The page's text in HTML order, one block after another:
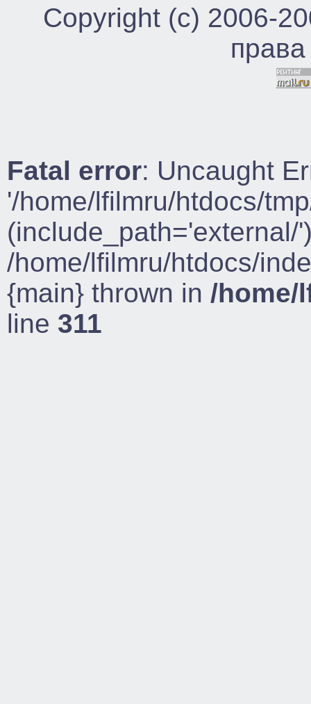
Copyright (c) 2006-
Fatal error: Uncaught
'/home/lfilmru/htdocs/
(include_path='external/
/home/lfilmru/htdocs/
{main} thrown in /home/
line 311